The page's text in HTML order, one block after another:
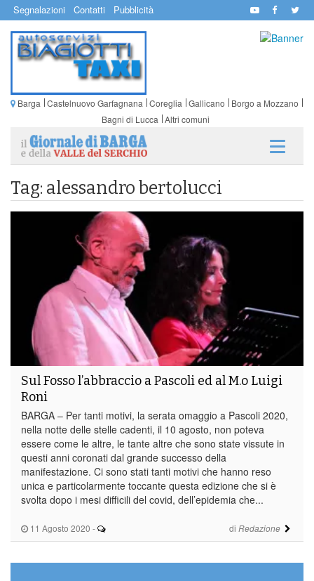
Segnalazioni Contatti Pubblicità
Barga Castelnuovo Garfagnana Coreglia Gallicano
Borgo a Mozzano
Bagni di Lucca Altri comuni
Tag: alessandro bertolucci
11 Agosto 2020 - di Redazione
Sul Fosso l’abbraccio a Pascoli ed al M.o Luigi
Roni
BARGA – Per tanti motivi, la serata omaggio a Pascoli 2020,
nella notte delle stelle cadenti, il 10 agosto, non poteva
essere come le altre, le tante altre che sono state vissute in
questi anni coronati dal grande successo della
manifestazione. Ci sono stati tanti motivi che hanno reso
unica e particolarmente toccante questa edizione che si è
svolta dopo i mesi difficili del covid, dell’epidemia che...